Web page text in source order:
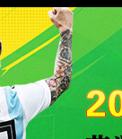
改名)